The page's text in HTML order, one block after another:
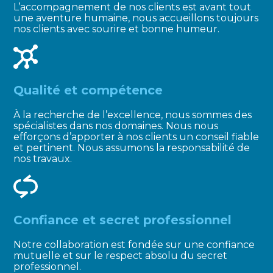
L’accompagnement de nos clients est avant tout
une aventure humaine, nous accueillons toujours
nos clients avec sourire et bonne humeur.
Qualité et compétence
À la recherche de l’excellence, nous sommes des
spécialistes dans nos domaines. Nous nous
efforçons d’apporter à nos clients un conseil fiable
et pertinent. Nous assumons la responsabilité de
nos travaux.
Confiance et secret professionnel
Notre collaboration est fondée sur une confiance
mutuelle et sur le respect absolu du secret
professionnel.